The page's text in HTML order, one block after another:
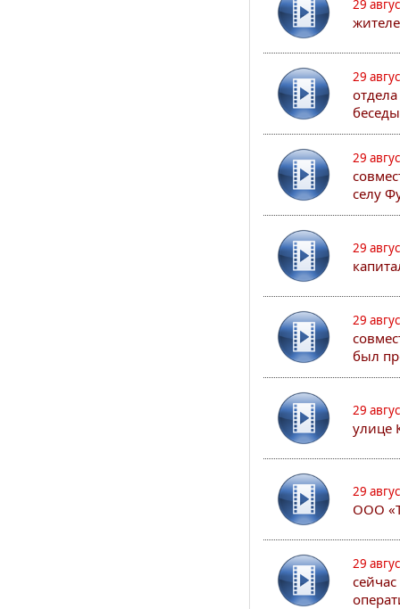
29
29
29
селу
29
29
был
29
улице
29
ООО
29